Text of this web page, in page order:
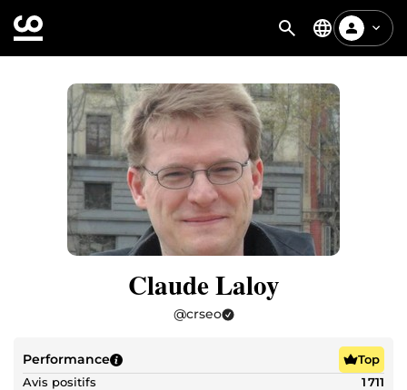
Claude Laloy
@crseo
Performance
Top
Avis positifs
1 711